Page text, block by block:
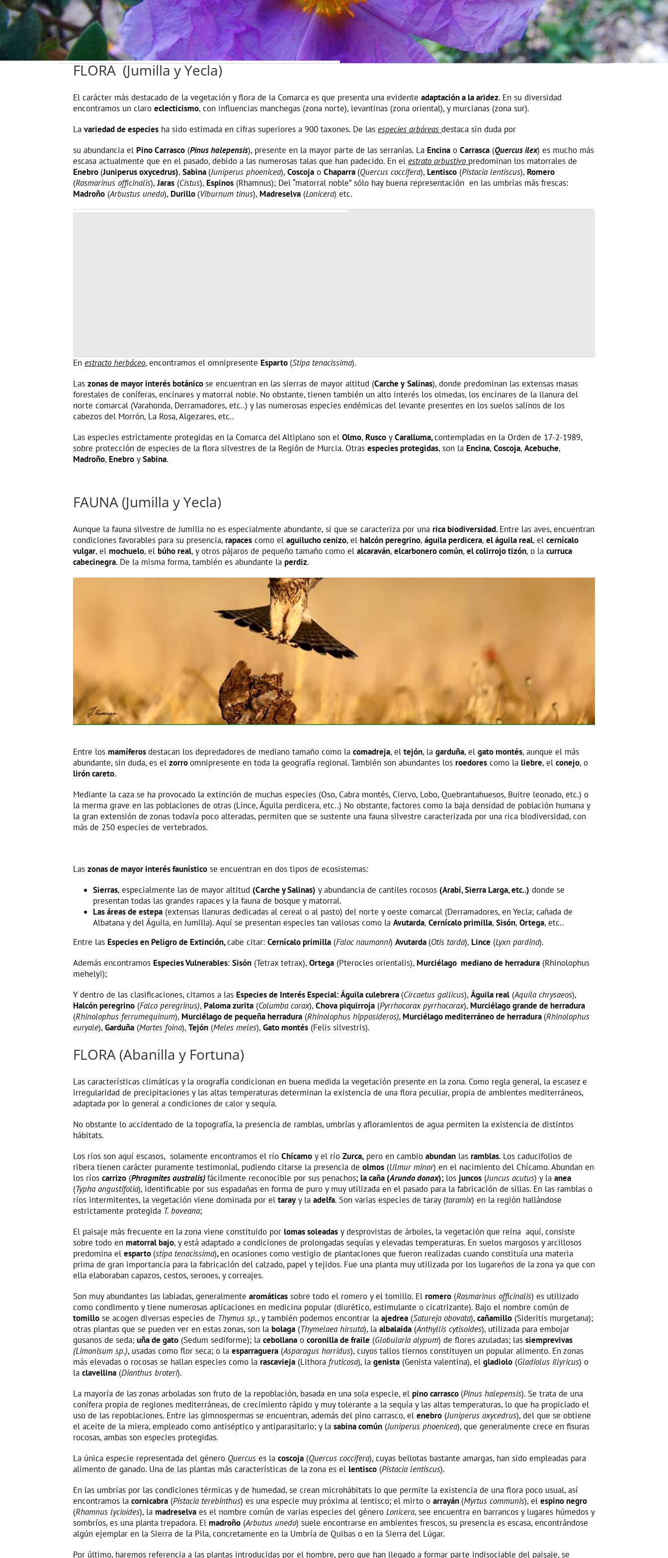
FLORA (Jumilla y Yecla)
El carácter más destacado de la vegetación y flora de la Comarca es que presenta una evidente adaptación a la aridez. En su diversidad
encontramos un claro eclecticismo, con influencias manchegas (zona norte), levantinas (zona oriental), y murcianas (zona sur).
La variedad de especies ha sido estimada en cifras superiores a 900 taxones. De las especies arbóreas destaca sin duda por
su abundancia el Pino Carrasco (Pinus halepensis), presente en la mayor parte de las serranías. La Encina o Carrasca (Quercus ilex) es mucho más
escasa actualmente que en el pasado, debido a las numerosas talas que han padecido. En el estrato arbustivo predominan los matorrales de
Enebro (Juniperus oxycedrus), Sabina (Juniperus phoenicea), Coscoja o Chaparra (Quercus coccifera), Lentisco (Pistacia lentiscus), Romero
(Rosmarinus officinalis),Jaras (Cistus), Espinos (Rhamnus); Del “matorral noble” sólo hay buena representación en las umbrías más frescas:
Madroño (Arbustus unedo), Durillo (Viburnum tinus), Madreselva (Lonicera) etc.
En estracto herbáceo, encontramos el omnipresente Esparto (Stipa tenacissima).
Las zonas de mayor interés botánicose encuentran en las sierras de mayor altitud (Carche y Salinas), donde predominan las extensas masas
forestales de coníferas, encinares y matorral noble. No obstante, tienen también un alto interés los olmedas, los encinares de la llanura del
norte comarcal (Varahonda, Derramadores, etc..) y las numerosas especies endémicas del levante presentes en los suelos salinos de los
cabezos del Morrón, La Rosa, Algezares, etc..
Las especies estrictamente protegidas en la Comarca del Altiplano son el Olmo, Rusco yCaralluma,contempladas en la Orden de 17-2-1989,
sobre protección de especies de la flora silvestres de la Región de Murcia. Otras especies protegidas, son la Encina, Coscoja, Acebuche,
Madroño, Enebro ySabina.
FAUNA (Jumilla y Yecla)
Aunque la fauna silvestre de Jumilla no es especialmente abundante, si que se caracteriza por una rica biodiversidad.Entre las aves, encuentran
condiciones favorables para su presencia, rapaces como el aguilucho cenizo, el halcón peregrino, águila perdicera, el águila real, el cernícalo
vulgar, el mochuelo, el búho real, y otros pájaros de pequeño tamaño como el alcaraván, elcarbonero común, el colirrojo tizón, o la curruca
cabecinegra. De la misma forma, también es abundante la perdiz.
Entre los mamíferosdestacan los depredadores de mediano tamaño como la comadreja, el tejón, la garduña, el gato montés, aunque el más
abundante, sin duda, es el zorroomnipresente en toda la geografía regional. También son abundantes los roedores como la liebre, el conejo, o
lirón careto.
Mediante la caza se ha provocado la extinción de muchas especies (Oso, Cabra montés, Ciervo, Lobo, Quebrantahuesos, Buitre leonado, etc.) o
la merma grave en las poblaciones de otras (Lince, Águila perdicera, etc..) No obstante, factores como la baja densidad de población humana y
la gran extensión de zonas todavía poco alteradas, permiten que se sustente una fauna silvestre caracterizada por una rica biodiversidad, con
más de 250 especies de vertebrados.
Las zonas de mayor interés faunístico se encuentran en dos tipos de ecosistemas:
Sierras, especialmente las de mayor altitud (Carche y Salinas) y abundancia de cantiles rocosos (Arabí, Sierra Larga, etc..) donde se
presentan todas las grandes rapaces y la fauna de bosque y matorral.
Las áreas de estepa (extensas llanuras dedicadas al cereal o al pasto) del norte y oeste comarcal (Derramadores, en Yecla; cañada de
Albatana y del Águila, en Jumilla). Aquí se presentan especies tan valiosas como la Avutarda, Cernícalo primilla, Sisón, Ortega, etc..
Entre las Especies en Peligro de Extinción,cabe citar: Cernícalo primilla (Faloc naumanni) Avutarda (Otis tarda), Lince (Lyxn pardina).
Además encontramos Especies Vulnerables: Sisón (Tetrax tetrax), Ortega (Pterocles orientalis), Murciélago mediano de herradura (Rhinolophus
mehelyi);
Y dentro de las clasificaciones, citamos a las Especies de Interés Especial: Águila culebrera (Circaetus gallicus), Águila real (Aquila chrysaeos),
Halcón peregrino (Falco peregrinus), Paloma zurita (Columba corax), Chova piquirroja (Pyrrhocorax pyrrhocorax), Murciélago grande de herradura
(Rhinolophus ferrumequinum), Murciélago de pequeña herradura (Rhinolophus hipposideros), Murciélago mediterráneo de herradura (Rhinolophus
euryale), Garduña (Martes foina), Tejón (Meles meles), Gato montés (Felis silvestris).
FLORA (Abanilla y Fortuna)
Las características climáticas y la orografía condicionan en buena medida la vegetación presente en la zona. Como regla general, la escasez e
irregularidad de precipitaciones y las altas temperaturas determinan la existencia de una flora peculiar, propia de ambientes mediterráneos,
adaptada por lo general a condiciones de calor y sequía.
No obstante lo accidentado de la topografía, la presencia de ramblas, umbrías y afloramientos de agua permiten la existencia de distintos
hábitats.
Los ríos son aquí escasos, solamente encontramos el río Chícamo y el río Zurca, pero en cambio abundan las ramblas. Los caducifolios de
ribera tienen carácter puramente testimonial, pudiendo citarse la presencia de olmos (Ulmur minor) en el nacimiento del Chícamo. Abundan en
los ríos carrizo (Phragmites australis)fácilmente reconocible por sus penachos; la caña (Arundo donax); los juncos (Juncus acutus) y la anea
(Typha angustifolia), identificable por sus espadañas en forma de puro y muy utilizada en el pasado para la fabricación de sillas. En las ramblas o
ríos intermitentes, la vegetación viene dominada por el tarayy la adelfa. Son varias especies de taray (taramix) en la región hallándose
estrictamente protegida T. boveana;
El paisaje más frecuente en la zona viene constituido por lomas soleadas y desprovistas de árboles, la vegetación que reina aquí, consiste
sobre todo en matorral bajo, y está adaptado a condiciones de prolongadas sequías y elevadas temperaturas. En suelos margosos y arcillosos
predomina el esparto (stipa tenacissima),en ocasiones como vestigio de plantaciones que fueron realizadas cuando constituía una materia
prima de gran importancia para la fabricación del calzado, papel y tejidos. Fue una planta muy utilizada por los lugareños de la zona ya que con
ella elaboraban capazos, cestos, serones, y correajes.
Son muy abundantes las labiadas, generalmente aromáticas sobre todo el romero y el tomillo. El romero (Rosmarinus officinalis) es utilizado
como condimento y tiene numerosas aplicaciones en medicina popular (diurético, estimulante o cicatrizante). Bajo el nombre común de
tomillo se acogen diversas especies de Thymus sp., y también podemos encontrar la ajedrea (Satureja obovata), cañamillo (Sideritis murgetana);
otras plantas que se pueden ver en estas zonas, son la bolaga (Thymelaea hirsuta), la albalaida (Anthyllis cytisoides), utilizada para embojar
gusanos de seda; uña de gato (Sedum sediforme); la cebollana o coronilla de fraile (Globularia alypum) de flores azuladas; las siemprevivas
(Limonisum sp.), usadas como flor seca; o la esparraguera (Asparagus horridus), cuyos tallos tiernos constituyen un popular alimento. En zonas
más elevadas o rocosas se hallan especies como la rascavieja (Lithora fruticosa), la genista (Genista valentina), el gladiolo (Gladiolus illyricus) o
la clavellina (Dianthus broteri).
La mayoría de las zonas arboladas son fruto de la repoblación, basada en una sola especie, el pino carrasco (Pinus halepensis). Se trata de una
conífera propia de regiones mediterráneas, de crecimiento rápido y muy tolerante a la sequía y las altas temperaturas, lo que ha propiciado el
uso de las repoblaciones. Entre las gimnospermas se encuentran, además del pino carrasco, el enebro (Juniperus oxycedrus), del que se obtiene
el aceite de la miera, empleado como antiséptico y antiparasitario; y la sabina común (Juniperus phoenicea), que generalmente crece en fisuras
rocosas, ambas son especies protegidas.
La única especie representada del género Quercus es la coscoja (Quercus coccifera), cuyas bellotas bastante amargas, han sido empleadas para
alimento de ganado. Una de las plantas más características de la zona es el lentisco (Pistacia lentiscus).
En las umbrías por las condiciones térmicas y de humedad, se crean microhábitats lo que permite la existencia de una flora poco usual, así
encontramos la cornicabra (Pistacia terebinthus) es una especie muy próxima al lentisco; el mirto o arrayán (Myrtus communis), el espino negro
(Rhamnus lycioides), la madreselva es el nombre común de varias especies del género Lonicera, see encuentra en barrancos y lugares húmedos y
sombríos, es una planta trepadora. El madroño (Arbutus unedo) suele encontrarse en ambientes frescos, su presencia es escasa, encontrándose
algún ejemplar en la Sierra de la Pila, concretamente en la Umbría de Quibas o en la Sierra del Lúgar.
Por último, haremos referencia a las plantas introducidas por el hombre, pero que han llegado a formar parte indisociable del paisaje, se